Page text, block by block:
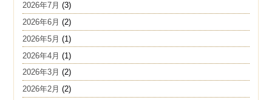
2026年7月 (3)
2026年6月 (2)
2026年5月 (1)
2026年4月 (1)
2026年3月 (2)
2026年2月 (2)